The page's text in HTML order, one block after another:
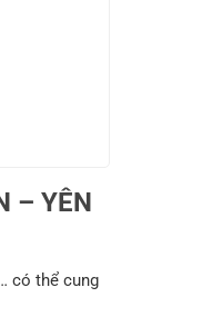
– YÊN
có thể cung